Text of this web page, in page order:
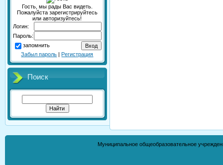
Гость, мы рады Вас видеть.
Пожалуйста зарегистрируйтесь
или авторизуйтесь!
Логин:
Пароль:
запомнить
Забыл пароль |Регистрация
Поиск
Муниципальное общеобразовательное